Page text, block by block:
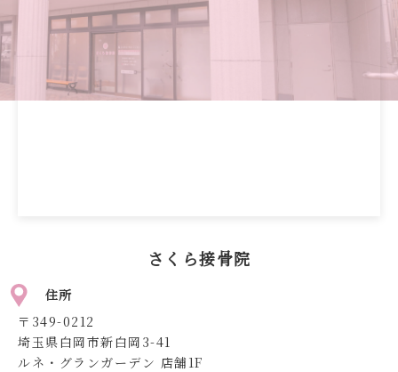
さくら接骨院
住所
〒349-0212
埼玉県白岡市新白岡3-41
ルネ・グランガーデン 店舗1F